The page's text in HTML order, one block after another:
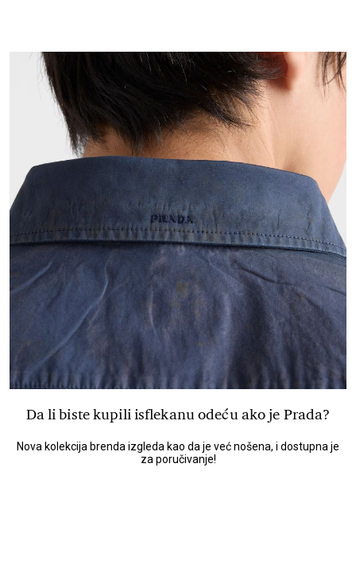
Da li biste kupili isflekanu odeću ako je Prada?
Nova kolekcija brenda izgleda kao da je već nošena, i dostupna je
za poručivanje!